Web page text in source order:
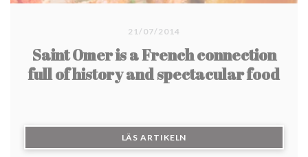
21/07/2014
Saint Omer is a French connection
full of history and spectacular food
LÄS ARTIKELN